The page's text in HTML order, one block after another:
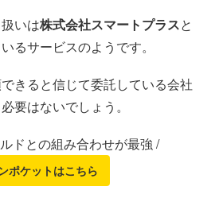
いは株式会社スマートプラスと
るサービスのようです。
きると信じて委託している会社
要はないでしょう。
ドとの組み合わせが最強 /
ポケットはこちら